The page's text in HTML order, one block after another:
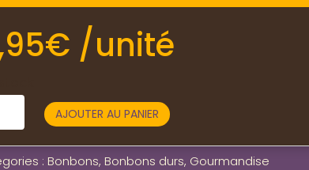
€ /unité
AJOUTER AU PANIER
: Bonbons, Bonbons durs, Gourmandise